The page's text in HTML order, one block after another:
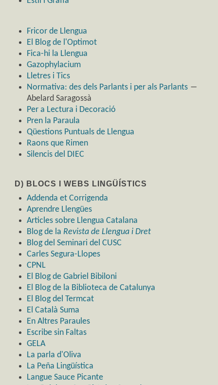
Fricor de Llengua
El Blog de l'Optimot
Fica-hi la Llengua
Gazophylacium
Lletres i Tics
Normativa: des dels Parlants i per als Parlants ―
Abelard Saragossà
Per a Lectura i Decoració
Pren la Paraula
Qüestions Puntuals de Llengua
Raons que Rimen
Silencis del DIEC
D) BLOCS I WEBS LINGÜÍSTICS
Addenda et Corrigenda
Aprendre Llengües
Articles sobre Llengua Catalana
Blog de la Revista de Llengua i Dret
Blog del Seminari del CUSC
Carles Segura-Llopes
CPNL
El Blog de Gabriel Bibiloni
El Blog de la Biblioteca de Catalunya
El Blog del Termcat
El Català Suma
En Altres Paraules
Escribe sin Faltas
GELA
La parla d'Oliva
La Peña Lingüística
Langue Sauce Picante